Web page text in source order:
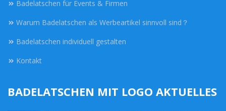
Badelatschen für Events & Firmen
Warum Badelatschen als Werbeartikel sinnvoll sind？
Badelatschen individuell gestalten
Kontakt
BADELATSCHEN MIT LOGO AKTUELLES